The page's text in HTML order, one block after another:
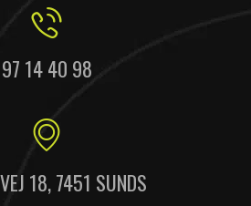
97 14 40 98
18, 7451 SUNDS